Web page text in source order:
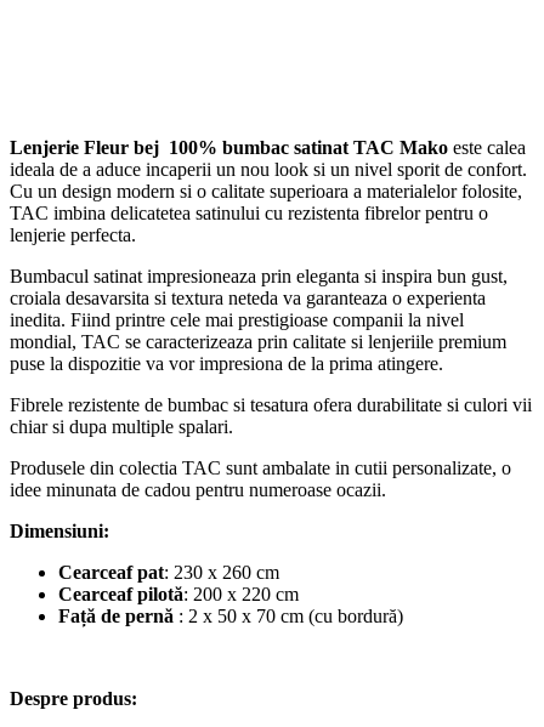
Lenjerie Fleur bej 100% bumbac satinat TAC Mako este calea
ideala de a aduce incaperii un nou look si un nivel sporit de confort.
Cu un design modern si o calitate superioara a materialelor folosite,
TAC imbina delicatetea satinului cu rezistenta fibrelor pentru o
lenjerie perfecta.
Bumbacul satinat impresioneaza prin eleganta si inspira bun gust,
croiala desavarsita si textura neteda va garanteaza o experienta
inedita. Fiind printre cele mai prestigioase companii la nivel
mondial, TAC se caracterizeaza prin calitate si lenjeriile premium
puse la dispozitie va vor impresiona de la prima atingere.
Fibrele rezistente de bumbac si tesatura ofera durabilitate si culori vii
chiar si dupa multiple spalari.
Produsele din colectia TAC sunt ambalate in cutii personalizate, o
idee minunata de cadou pentru numeroase ocazii.
Dimensiuni:
Cearceaf pat: 230 x 260 cm
Cearceaf pilotă: 200 x 220 cm
Față de pernă : 2 x 50 x 70 cm (cu bordură)
Despre produs: